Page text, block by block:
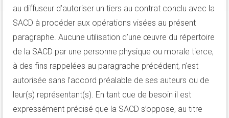
au diffuseur d’autoriser un tiers au contrat conclu avec la
SACD à procéder aux opérations visées au présent
paragraphe. Aucune utilisation d’une œuvre du répertoire
de la SACD par une personne physique ou morale tierce,
à des fins rappelées au paragraphe précédent, n’est
autorisée sans l’accord préalable de ses auteurs ou de
leur(s) représentant(s). En tant que de besoin il est
expressément précisé que la SACD s’oppose, au titre